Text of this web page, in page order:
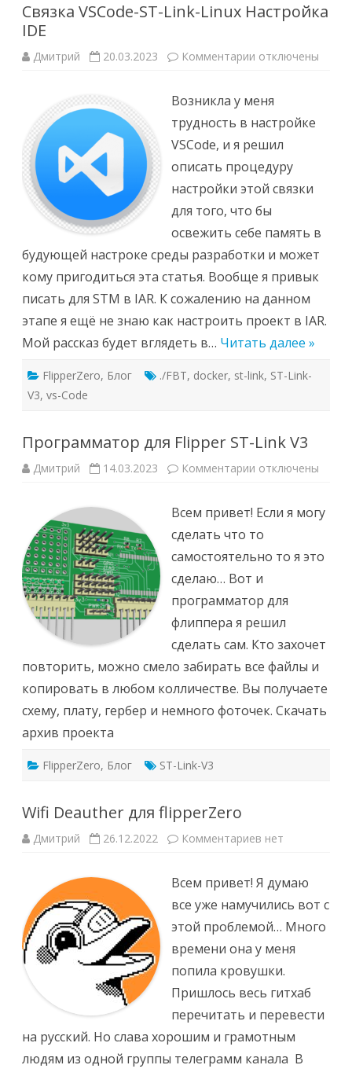
Связка VSCode-ST-Link-Linux Настройка
IDE
Дмитрий 20.03.2023 Комментарии к
ST-
Linux
Настройка
IDE
отключены
Возникла у меня
трудность в настройке
VSCode, и я решил
описать процедуру
настройки этой связки
для того, что бы
освежить себе память в
будующей настроке среды разработки и может
кому пригодиться эта статья. Вообще я привык
писать для STM в IAR. К сожалению на данном
этапе я ещё не знаю как настроить проект в IAR.
Мой рассказ будет вглядеть в… Читать далее »
FlipperZero, Блог ./FBT, docker, st-link, ST-Link-
V3, vs-Code
Программатор для Flipper ST-Link V3
Дмитрий 14.03.2023 Комментарии к
Flipper
Link
отключены
Всем привет! Если я могу
сделать что то
самостоятельно то я это
сделаю… Вот и
программатор для
флиппера я решил
сделать сам. Кто захочет
повторить, можно смело забирать все файлы и
копировать в любом колличестве. Вы получаете
схему, плату, гербер и немного фоточек. Скачать
архив проекта
FlipperZero, Блог ST-Link-V3
Wifi Deauther для flipperZero
Дмитрий 26.12.2022 Комментариев к
для
flipperZero
нет
Всем привет! Я думаю
все уже намучились вот с
этой проблемой… Много
времени она у меня
попила кровушки.
Пришлось весь гитхаб
перечитать и перевести
на русский. Но слава хорошим и грамотным
людям из одной группы телеграмм канала В